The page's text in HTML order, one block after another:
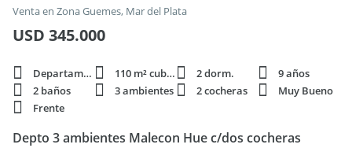
Venta en Zona Guemes, Mar del Plata
USD 345.000
Departamento 110 m² cubie. 2 dorm.
9 años
2 baños
3 ambientes 2 cocheras
Muy Bueno
Frente
Depto 3 ambientes Malecon Hue c/dos cocheras